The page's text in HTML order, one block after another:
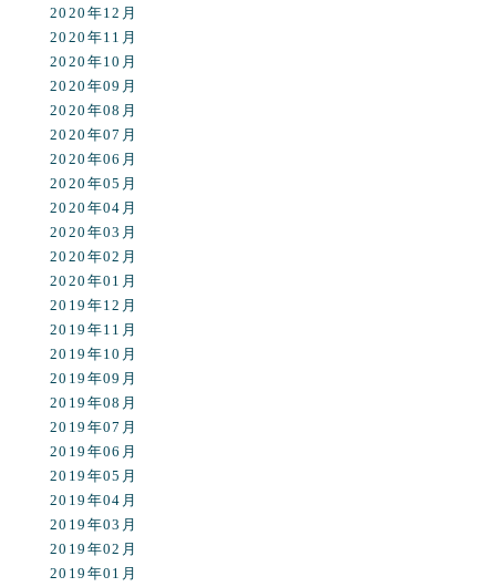
2020年12月
2020年11月
2020年10月
2020年09月
2020年08月
2020年07月
2020年06月
2020年05月
2020年04月
2020年03月
2020年02月
2020年01月
2019年12月
2019年11月
2019年10月
2019年09月
2019年08月
2019年07月
2019年06月
2019年05月
2019年04月
2019年03月
2019年02月
2019年01月